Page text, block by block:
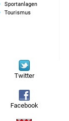
+
Sportanlagen
Tourismus
Twitter
Facebook